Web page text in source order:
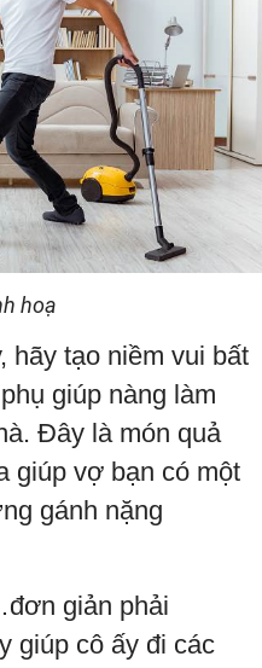
hoạ
hãy tạo niềm vui bất
giúp nàng làm
Đây là món quả
giúp vợ bạn có một
gánh nặng
giản phải
giúp cô ấy đi các